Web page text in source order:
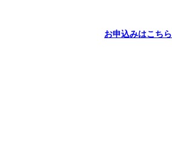
お申込みはこちら